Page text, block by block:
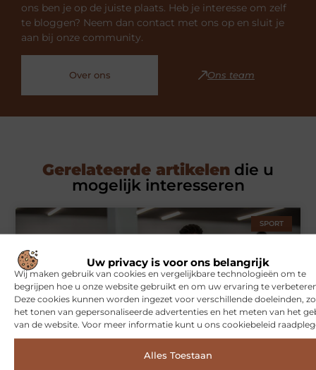
Uw privacy is voor ons belangrijk
Wij maken gebruik van cookies en vergelijkbare technologieën om te
begrijpen hoe u onze website gebruikt en om uw ervaring te
Deze cookies kunnen worden ingezet voor verschillende doeleinden,
het tonen van gepersonaliseerde advertenties en het meten van het
van de website. Voor meer informatie kunt u ons cookiebeleid
Alles Toestaan
ons ben je op de juiste plaats. Heb je interesse om zelf
te bloggen? Neem dan contact met ons op en sluit je
aan bij onze community.
Over ons Ons team
Gerelateerde artikelen die u
mogelijk interesseren
SPORT
Symbiont360: Innovatieve EMS-training in Utrecht voor een